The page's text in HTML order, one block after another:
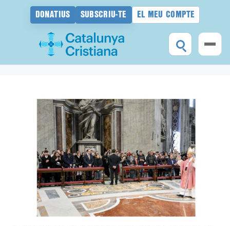
DONATIUS SUBSCRIU-TE EL MEU COMPTE